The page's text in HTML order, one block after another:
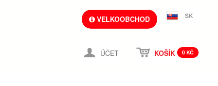
VELKOOBCHOD SK
ÚČET KOŠÍK 0 KČ